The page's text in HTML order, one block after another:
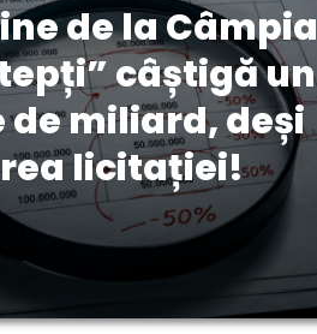
de la Câmpia
câștigă un
miliard, deși
licitației!